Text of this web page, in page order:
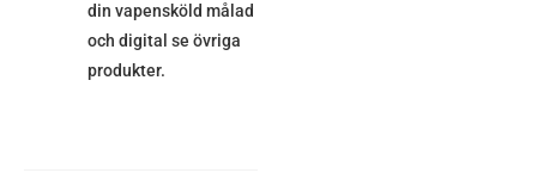
din vapensköld målad
och digital se övriga
produkter.